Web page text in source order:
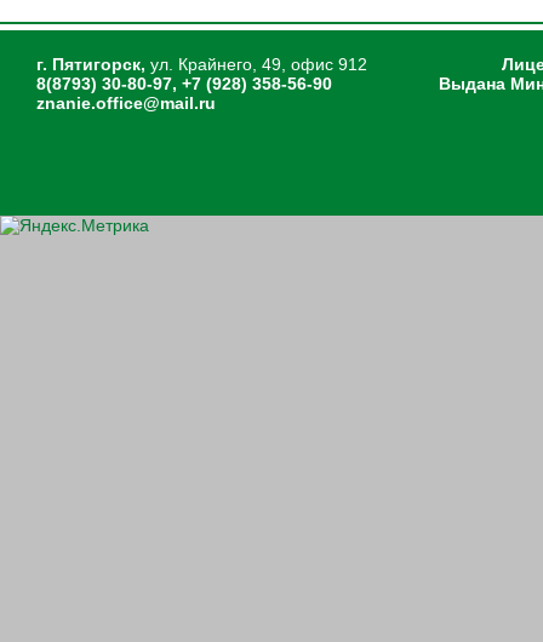
г. Пятигорск, ул. Крайнего, 49, офис 912
8(8793) 30-80-97, +7 (928) 358-56-90
znanie.office@mail.ru
Выдана